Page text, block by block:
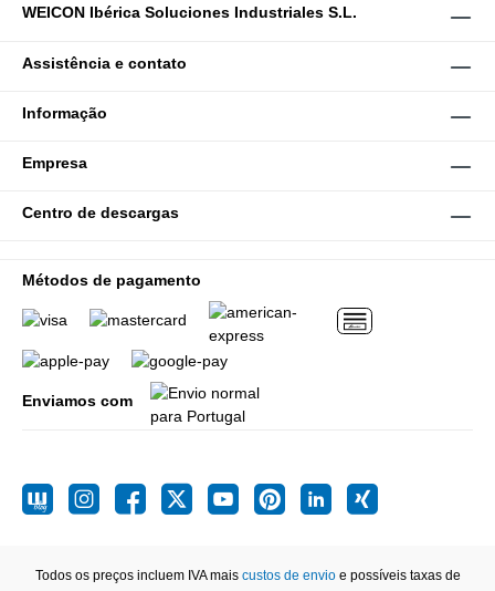
WEICON Ibérica Soluciones Industriales S.L.
Assistência e contato
Informação
Empresa
Centro de descargas
Métodos de pagamento
Enviamos com
Todos os preços incluem IVA mais custos de envioe possíveis taxas de